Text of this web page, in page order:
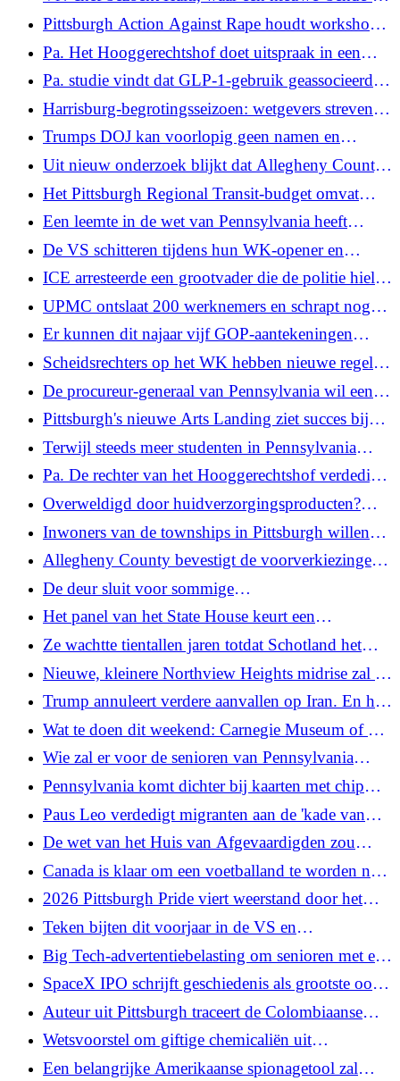
woningen
onderdrukkingsmacht' zal worden ingezet
Pittsburgh Action Against Rape houdt workshop
over fondsen voor overlevenden van seksueel
geweld
Pa. Het Hooggerechtshof doet uitspraak in een
zaak die draait om het controversiële
surveillancesysteem voor geweerschoten
Pa. studie vindt dat GLP-1-gebruik geassocieerd is
met een lager risico op borstkanker; onderzoekers
om een ​​klinische proef te starten
Harrisburg-begrotingsseizoen: wetgevers streven
naar een Big Tech-belasting en deregulering van de
huisvesting
Trumps DOJ kan voorlopig geen namen en
medische dossiers van transjongeren in Californië
krijgen
Uit nieuw onderzoek blijkt dat Allegheny County
een lichtpuntje is voor leermogelijkheden in de
zomer
Het Pittsburgh Regional Transit-budget omvat
geen tariefverhogingen en bezuinigingen op
diensten
Een leemte in de wet van Pennsylvania heeft
brandweerbedrijven en provinciale
penningmeesters met elkaar in conflict gebracht
over online loterijen. Ze vragen wetgevers om een ​​
update.
De VS schitteren tijdens hun WK-opener en
domineren Paraguay met 4-1
ICE arresteerde een grootvader die de politie hielp
bij het onderzoeken van de moord op zijn dochter
UPMC ontslaat 200 werknemers en schrapt nog
eens 300 openstaande vacatures
Er kunnen dit najaar vijf GOP-aantekeningen
verschijnen op de stembiljetten van het Pa. House
in Allegheny County
Scheidsrechters op het WK hebben nieuwe regels
om tijdens wedstrijden te fluiten
De procureur-generaal van Pennsylvania wil een
uitspraak van de rechtbank ongedaan maken die
abortus als recht erkende
Pittsburgh's nieuwe Arts Landing ziet succes bij
het organiseren van zijn eerste Three Rivers Arts
Festival
Terwijl steeds meer studenten in Pennsylvania
lerarenvoorbereidingsprogramma’s voltooien,
blijven er lerarentekorten bestaan
Pa. De rechter van het Hooggerechtshof verdedigt
de onafhankelijkheid na kritiek op de
Democratische Partij
Overweldigd door huidverzorgingsproducten?
Snijd door het lawaai met onze nieuwe nieuwsbrief
Inwoners van de townships in Pittsburgh willen
lokale datacenterbescherming, niet alleen
staatsrichtlijnen
Allegheny County bevestigt de voorverkiezingen
van mei, de ambtenaar bevestigt de 'zeer sombere'
opkomst
De deur sluit voor sommige
immigrantenondernemers nu de VS leningen aan
kleine bedrijven aan banden legt
Het panel van het State House keurt een
wetsvoorstel goed om betaald verlof te verlenen
aan leraren die gewond zijn geraakt door studenten
of ouders
Ze wachtte tientallen jaren totdat Schotland het
WK zou halen. Op 93-jarige leeftijd zal ze
persoonlijk juichen
Nieuwe, kleinere Northview Heights midrise zal de
verouderde hoogbouw in Pittsburgh's North Side
vervangen
Trump annuleert verdere aanvallen op Iran. En het
Amerikaanse mannenvoetbal neemt het op tegen
Paraguay
Wat te doen dit weekend: Carnegie Museum of Art
Film Series, South Side Home & Garden Tour
Wie zal er voor de senioren van Pennsylvania
zorgen? De staat kampt met een tekort aan
geriatrische artsen
Pennsylvania komt dichter bij kaarten met chip
voor SNAP-geregistreerden
Paus Leo verdedigt migranten aan de 'kade van
schaamte' in Spanje
De wet van het Huis van Afgevaardigden zou
vereisen dat Pa. Cyber ​​Charter-studenten tijdens
live-instructie voor de camera aanwezig zijn
Canada is klaar om een ​​voetballand te worden nu
het de WK-opener tegen Bosnië-Herzegovina
organiseert
2026 Pittsburgh Pride viert weerstand door het
bestaan
Teken bijten dit voorjaar in de VS en
Pennsylvania, wat aanleiding geeft tot hernieuwde
nadruk op preventie
Big Tech-advertentiebelasting om senioren met een
laag inkomen te helpen? Activisten probeerden
vangnetprogramma's te financieren
SpaceX IPO schrijft geschiedenis als grootste ooit.
Aandelen winnen 19% op de eerste dag
Auteur uit Pittsburgh traceert de Colombiaanse
wortels van familie in 'The Violence'
Wetsvoorstel om giftige chemicaliën uit
persoonlijke verzorgingsartikelen te elimineren, is
Een belangrijke Amerikaanse spionagetool zal